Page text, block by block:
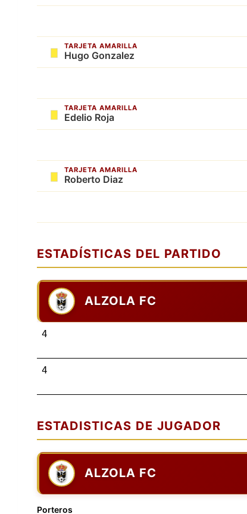
TARJETA AMARILLA
Hugo Gonzalez
TARJETA AMARILLA
Edelio Roja
TARJETA AMARILLA
Roberto Diaz
ESTADÍSTICAS DEL PARTIDO
ALZOLA FC
4
4
ESTADISTICAS DE JUGADOR
ALZOLA FC
Porteros